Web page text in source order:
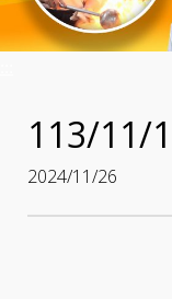
113/11/
2024/11/26